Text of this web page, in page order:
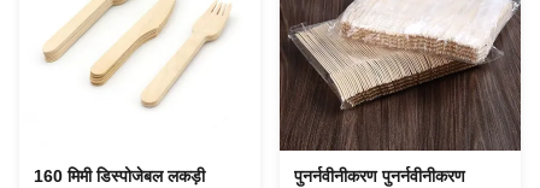
160 मिमी डिस्पोजेबल लकड़ी
पुनर्नवीनीकरण पुनर्नवीनीकरण